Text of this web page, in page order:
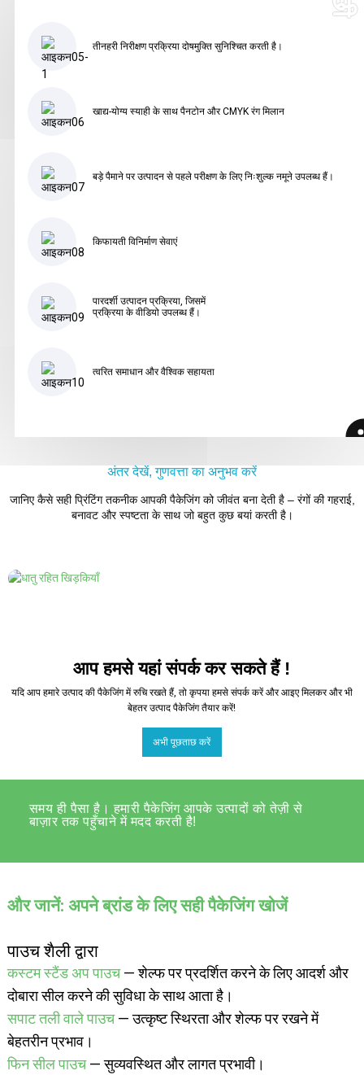
तीनहरी निरीक्षण प्रक्रिया दोषमुक्ति सुनिश्चित करती है।
खाद्य-योग्य स्याही के साथ पैनटोन और CMYK रंग मिलान
बड़े पैमाने पर उत्पादन से पहले परीक्षण के लिए निःशुल्क नमूने उपलब्ध हैं।
किफायती विनिर्माण सेवाएं
पारदर्शी उत्पादन प्रक्रिया, जिसमें
प्रक्रिया के वीडियो उपलब्ध हैं।
त्वरित समाधान और वैश्विक सहायता
अंतर देखें, गुणवत्ता का अनुभव करें
जानिए कैसे सही प्रिंटिंग तकनीक आपकी पैकेजिंग को जीवंत बना देती है – रंगों की गहराई,
बनावट और स्पष्टता के साथ जो बहुत कुछ बयां करती है।
आप हमसे यहां संपर्क कर सकते हैं !
यदि आप हमारे उत्पाद की पैकेजिंग में रुचि रखते हैं, तो कृपया हमसे संपर्क करें और आइए मिलकर और भी
बेहतर उत्पाद पैकेजिंग तैयार करें!
अभी पूछताछ करें
समय ही पैसा है। हमारी पैकेजिंग आपके उत्पादों को तेज़ी से
बाज़ार तक पहुँचाने में मदद करती है!
और जानें: अपने ब्रांड के लिए सही पैकेजिंग खोजें
पाउच शैली द्वारा
कस्टम स्टैंड अप पाउच— शेल्फ पर प्रदर्शित करने के लिए आदर्श और
दोबारा सील करने की सुविधा के साथ आता है।
सपाट तली वाले पाउच— उत्कृष्ट स्थिरता और शेल्फ पर रखने में
बेहतरीन प्रभाव।
फिन सील पाउच— सुव्यवस्थित और लागत प्रभावी।